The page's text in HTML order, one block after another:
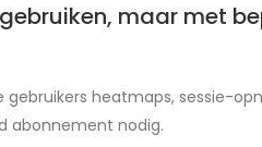
maar met
heatmaps, sessie-
abonnement nodig.